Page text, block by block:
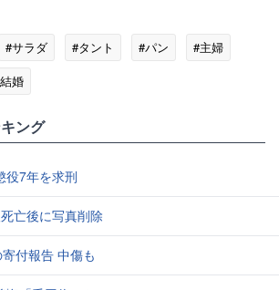
#サラダ #タント #パン
#主婦
婚
ング
役7年を求刑
亡後に写真削除
付報告 中傷も